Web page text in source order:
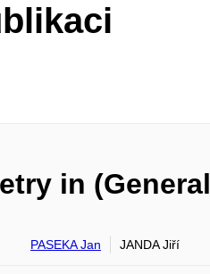
in
PASEKA Jan JANDA Jiří